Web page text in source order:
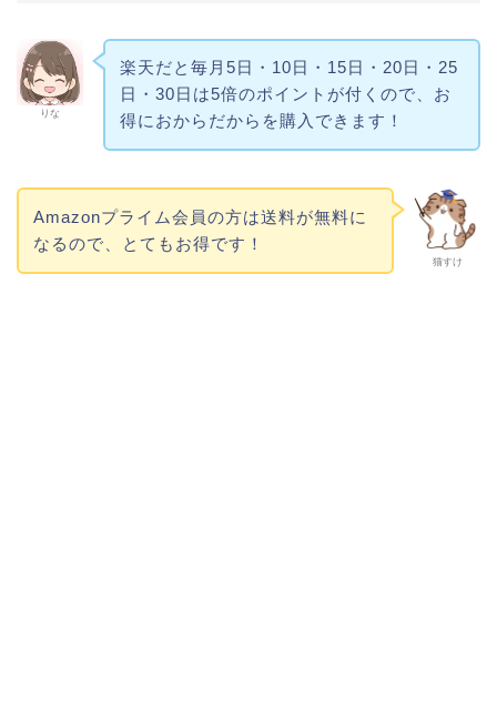
りな
楽天だと毎月5日・10日・15日・20日・25
日・30日は5倍のポイントが付くので、お
得におからだからを購入できます！
猫すけ
Amazonプライム会員の方は送料が無料に
なるので、とてもお得です！